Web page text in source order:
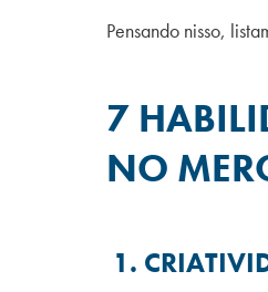
Pensando nisso,
7
NO
1.